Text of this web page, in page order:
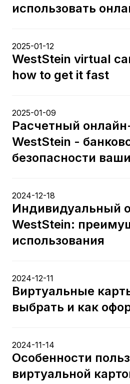
использовать
2025-01-12
WestStein virtual
how to get it fast
2025-01-09
Расчетный
WestStein -
безопасности
2024-12-18
Индивидуальный
WestStein:
использования
2024-12-11
Виртуальные
выбрать и как
2024-11-14
Особенности
виртуальной